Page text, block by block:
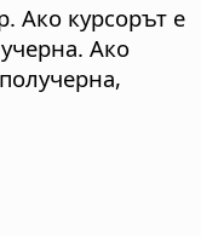
Ако курсорът е
Ако